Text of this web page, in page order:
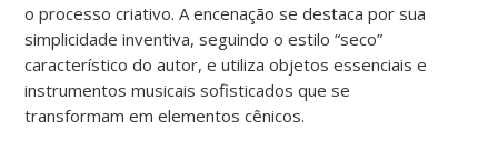
o processo criativo. A encenação se destaca por sua
simplicidade inventiva, seguindo o estilo “seco”
característico do autor, e utiliza objetos essenciais e
instrumentos musicais sofisticados que se
transformam em elementos cênicos.